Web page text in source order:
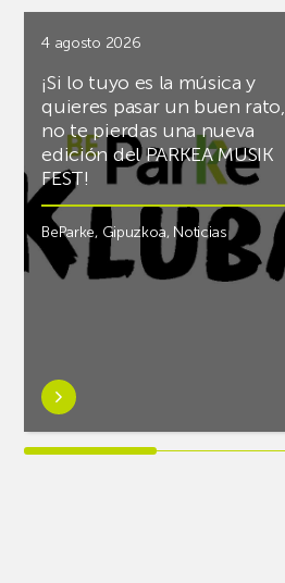
4 agosto 2026
¡Si lo tuyo es la música y
quieres pasar un buen rato,
no te pierdas una nueva
edición del PARKEA MUSIK
FEST!
BeParke, Gipuzkoa, Noticias
Saber
más
sobre¡Si